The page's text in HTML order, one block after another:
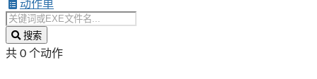
动作单
搜索
共 0 个动作